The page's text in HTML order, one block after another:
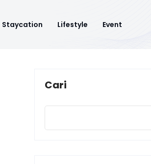
Staycation Lifestyle Event
Cari